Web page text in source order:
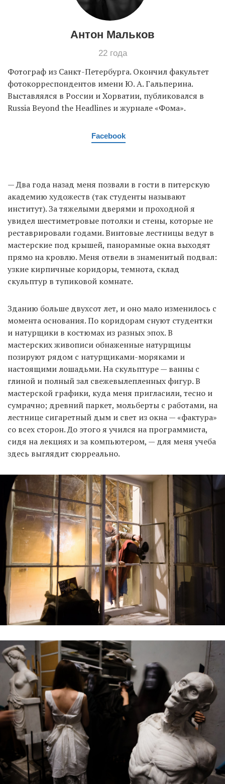
Антон Мальков
22 года
Фотограф из Санкт-Петербурга. Окончил факультет
фотокорреспондентов имени Ю. А. Гальперина.
Выставлялся в России и Хорватии, публиковался в
Russia Beyond the Headlines и журнале «Фома».
Facebook
— Два года назад меня позвали в гости в питерскую
академию художеств (так студенты называют
институт). За тяжелыми дверями и проходной я
увидел шестиметровые потолки и стены, которые не
реставрировали годами. Винтовые лестницы ведут в
мастерские под крышей, панорамные окна выходят
прямо на кровлю. Меня отвели в знаменитый подвал:
узкие кирпичные коридоры, темнота, склад
скульптур в тупиковой комнате.
Зданию больше двухсот лет, и оно мало изменилось с
момента основания. По коридорам снуют студентки
и натурщики в костюмах из разных эпох. В
мастерских живописи обнаженные натурщицы
позируют рядом с натурщиками-моряками и
настоящими лошадьми. На скульптуре — ванны с
глиной и полный зал свежевылепленных фигур. В
мастерской графики, куда меня пригласили, тесно и
сумрачно; древний паркет, мольберты с работами, на
лестнице сигаретный дым и свет из окна — «фактура»
со всех сторон. До этого я учился на программиста,
сидя на лекциях и за компьютером, — для меня учеба
здесь выглядит сюрреально.